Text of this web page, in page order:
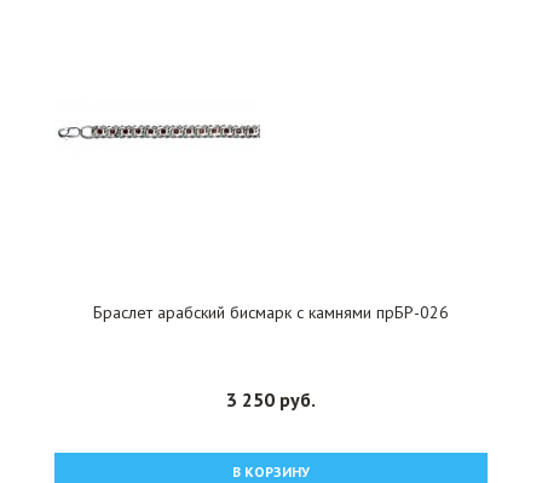
Браслет арабский бисмарк с камнями прБР-026
3 250 руб.
В КОРЗИНУ